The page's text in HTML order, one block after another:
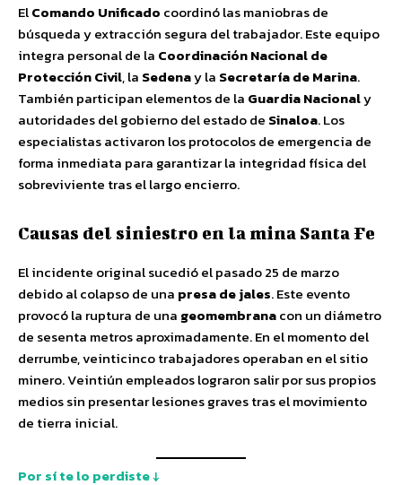
ElComando Unificado coordinó las maniobras de
búsqueda y extracción segura del trabajador. Este equipo
integra personal de la Coordinación Nacional de
Protección Civil, la Sedenay la Secretaría de Marina.
También participan elementos de la Guardia Nacionaly
autoridades del gobierno del estado de Sinaloa. Los
especialistas activaron los protocolos de emergencia de
forma inmediata para garantizar la integridad física del
sobreviviente tras el largo encierro.
Causas del siniestro en la mina Santa Fe
El incidente original sucedió el pasado 25 de marzo
debido al colapso de una presa de jales. Este evento
provocó la ruptura de una geomembranacon un diámetro
de sesenta metros aproximadamente. En el momento del
derrumbe, veinticinco trabajadores operaban en el sitio
minero. Veintiún empleados lograron salir por sus propios
medios sin presentar lesiones graves tras el movimiento
de tierra inicial.
Por sí te lo perdiste ↓